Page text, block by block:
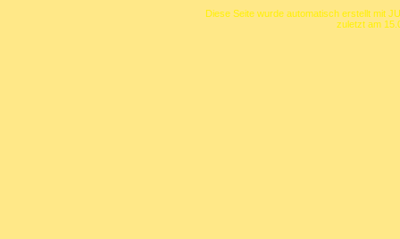
Diese Seite wurde automatisch erstellt mit
zuletzt am